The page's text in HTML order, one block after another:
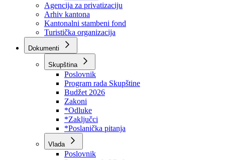
Javna preduzeća
BPK šume
RTV BPK
Agencija za privatizaciju
Arhiv kantona
Kantonalni stambeni fond
Turistička organizacija
Dokumenti
Skupština
Poslovnik
Program rada Skupštine
Budžet 2026
Zakoni
*Odluke
*Zaključci
*Poslanička pitanja